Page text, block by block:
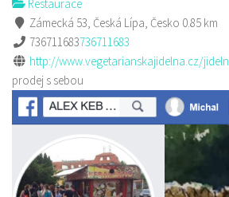
Restaurace
Zámecká 53, Česká Lípa, Česko 0.85 km
736711683736711683
http://www.vegetarianskajidelna.cz/
prodej s sebou